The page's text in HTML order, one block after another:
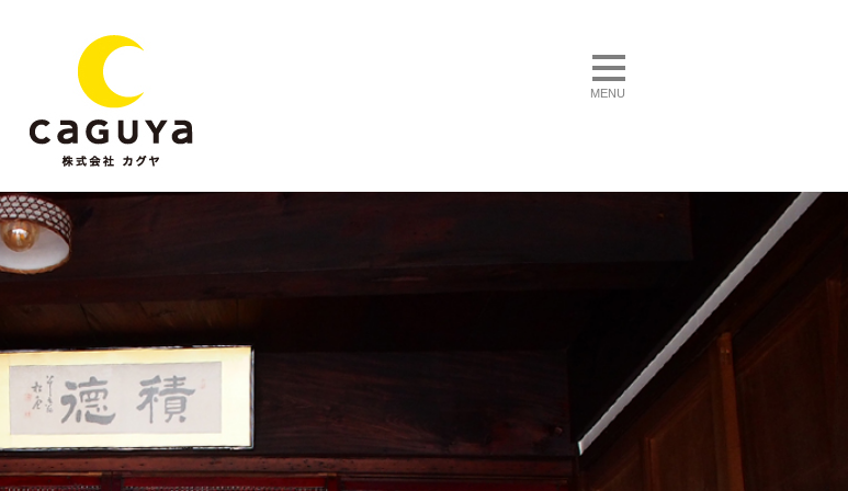
toggle navigation
MENU